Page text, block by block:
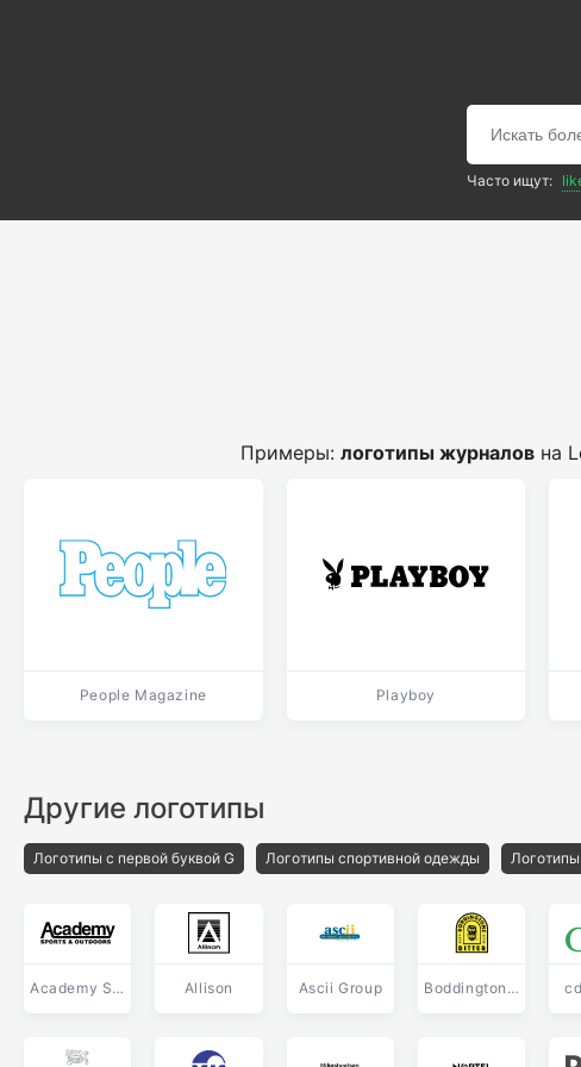
Часто ищут:
Примеры: логотипы журналов на
People Magazine Playboy
Другие логотипы
Логотипы с первой буквой G Логотипы спортивной одежды
Academy Sports Allison Ascii Group Boddingtons Bitter